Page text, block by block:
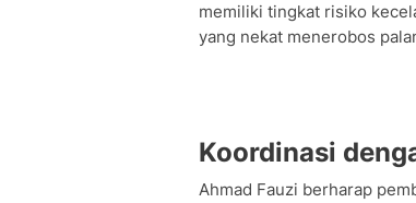
memiliki tingkat risiko
yang nekat menerobos
Koordinasi
Ahmad Fauzi berharap